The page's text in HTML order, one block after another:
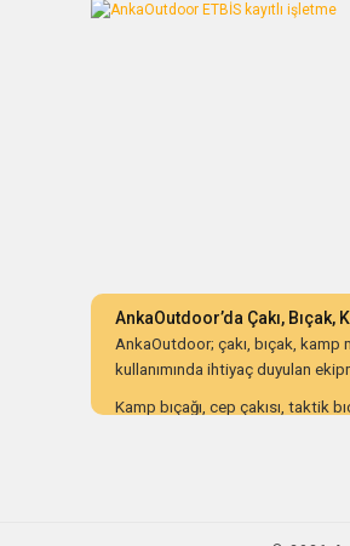
AnkaOutdoor’da Çakı,
AnkaOutdoor; çakı, bıçak, kamp
kullanımında ihtiyaç duyulan
Kamp bıçağı, cep çakısı, taktik